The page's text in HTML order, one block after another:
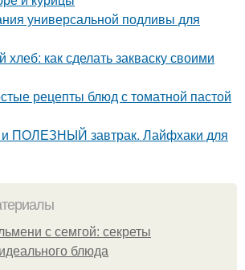
универсальной подливы для
как сделать закваску своими
рецепты блюд с томатной пастой
завтрак. Лайфхаки для
с семгой: секреты
блюда